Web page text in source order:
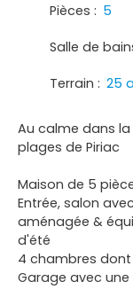
Pièces : 5
Salle de
Terrain : 25
Au calme dans
plages de Piriac
Maison de 5
Entrée, salon
aménagée &
d'été
4 chambres
Garage avec